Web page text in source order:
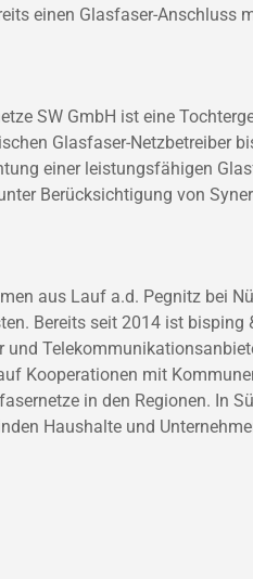
einen Glasfaser-Anschluss
SW GmbH ist eine
Glasfaser-Netzbetreiber
einer leistungsfähigen
Berücksichtigung von
aus Lauf a.d. Pegnitz bei
Bereits seit 2014 ist bisping
Kooperationen mit
in den Regionen. In
Haushalte und